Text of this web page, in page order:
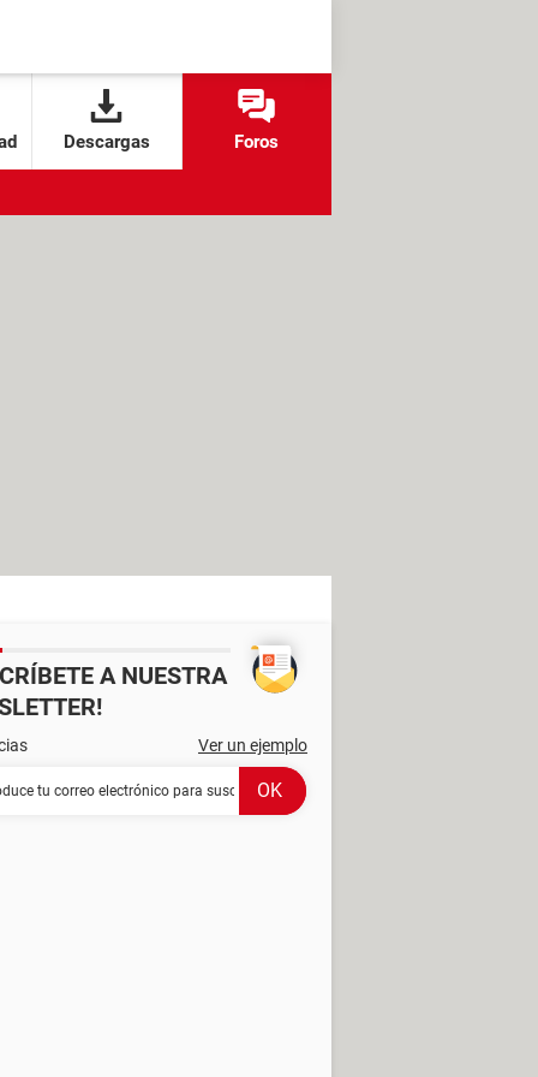
Descargas Foros
A NUESTRA
Ver un ejemplo